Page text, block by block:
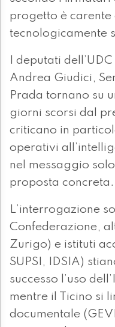
progetto è
tecnologicamente
I deputati
Andrea Giudici,
Prada tornano su
giorni scorsi dal
criticano in
operativi
nel messaggio
proposta concreta.
L’interrogazione
Confederazione,
Zurigo) e istituti
SUPSI, IDSIA)
successo l’uso
mentre il Ticino si
documentale